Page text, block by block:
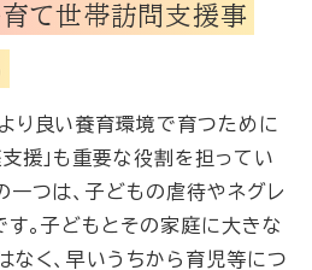
育て世帯訪問支援事
り良い養育環境で育つために
援」も重要な役割を担ってい
一つは、子どもの虐待やネグレ
す。子どもとその家庭に大きな
なく、早いうちから育児等につ